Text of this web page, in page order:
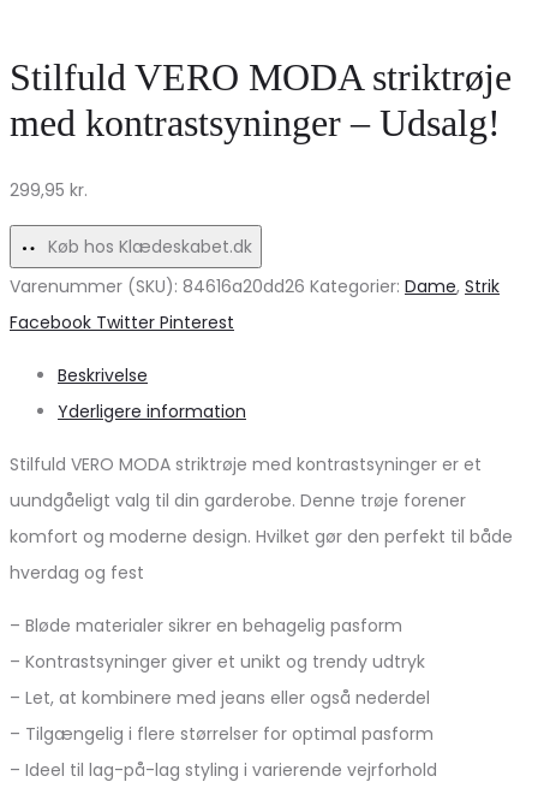
Stilfuld VERO MODA striktrøje
med kontrastsyninger – Udsalg!
299,95 kr.
Køb hos Klædeskabet.dk
Varenummer (SKU): 84616a20dd26 Kategorier: Dame, Strik
Share
Facebook Twitter Pinterest
Beskrivelse
Yderligere information
Stilfuld VERO MODA striktrøje med kontrastsyninger er et
uundgåeligt valg til din garderobe. Denne trøje forener
komfort og moderne design. Hvilket gør den perfekt til både
hverdag og fest
– Bløde materialer sikrer en behagelig pasform
– Kontrastsyninger giver et unikt og trendy udtryk
– Let, at kombinere med jeans eller også nederdel
– Tilgængelig i flere størrelser for optimal pasform
– Ideel til lag-på-lag styling i varierende vejrforhold